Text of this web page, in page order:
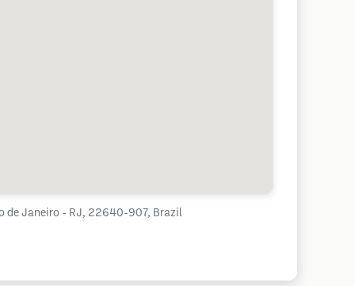
de Janeiro - RJ, 22640-907, Brazil